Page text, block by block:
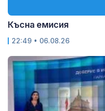
Късна емисия
22:49 • 06.08.26